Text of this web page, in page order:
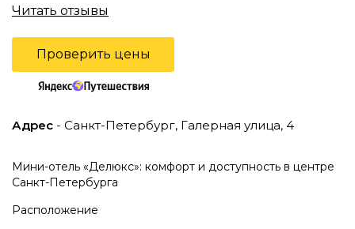
Читать отзывы
Проверить цены
Адрес - Санкт-Петербург, Галерная улица, 4
Мини-отель «Делюкс»: комфорт и доступность в центре
Санкт-Петербурга
Расположение